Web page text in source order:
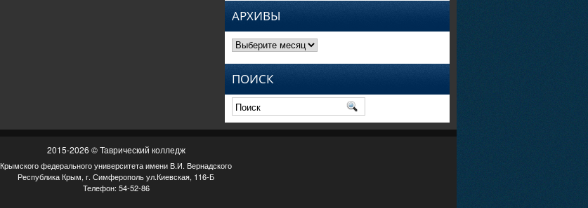
АРХИВЫ
Архивы
ПОИСК
2015-2026 © Таврический колледж
Крымского федерального университета имени В.И. Вернадского
Республика Крым, г. Симферополь ул.Киевская, 116-Б
Телефон: 54-52-86